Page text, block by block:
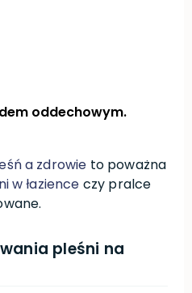
oddechowym.
a zdrowie to poważna
w łazience czy pralce
pleśni na